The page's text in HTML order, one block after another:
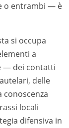
o entrambi — è
si occupa
a
— dei contatti
delle
conoscenza
locali
difensiva in